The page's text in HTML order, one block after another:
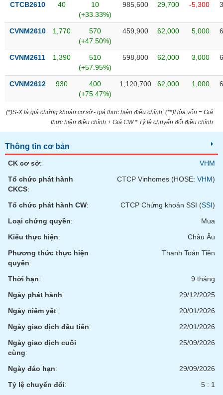
CTCB2610 40
10
(+33.33%)
985,600 29,700 -5,300
CVNM2610 1,770
570
(+47.50%)
459,900 62,000 5,000
CVNM2611 1,390
510
(+57.95%)
598,800 62,000 3,000
CVNM2612 930
400
(+75.47%)
1,120,700 62,000 1,000
(*)S-X là giá chứng khoán cơ sở - giá thực hiện điều chỉnh; (**)Hòa vốn = Giá
thực hiện điều chỉnh + Giá CW * Tỷ lệ chuyển đổi điều chỉnh
Thông tin cơ bản
CK cơ sở:
VHM
Tổ chức phát hành
CKCS:
CTCP Vinhomes (HOSE: VHM)
Tổ chức phát hành CW: CTCP Chứng khoán SSI (SSI)
Loại chứng quyền:
Mua
Kiểu thực hiện:
Châu Âu
Phương thức thực hiện
quyền:
Thanh Toán Tiền
Thời hạn:
9 tháng
Ngày phát hành:
29/12/2025
Ngày niêm yết:
20/01/2026
Ngày giao dịch đầu tiên:
22/01/2026
Ngày giao dịch cuối
cùng:
25/09/2026
Ngày đáo hạn:
29/09/2026
Tỷ lệ chuyển đổi: 5 : 1
ngữ
vụ
(-)
Sách
tài
Công
đầu
tư
Truyền
thông
chính
liệu